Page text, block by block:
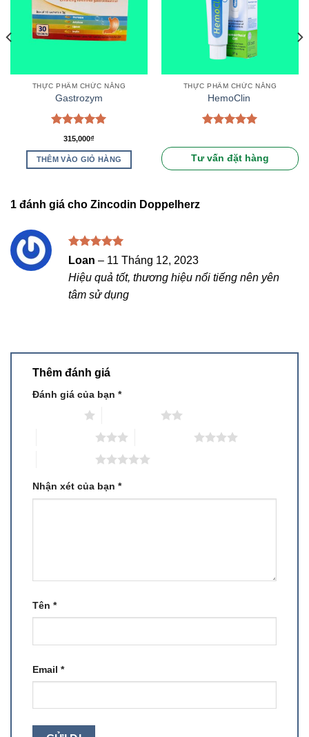
THỰC PHẨM CHỨC NĂNG
Gastrozym
Được xếp
hạng
5 sao
315,000₫
THÊM VÀO GIỎ HÀNG
THỰC PHẨM CHỨC NĂNG
HemoClin
hạng5.00
5 sao
Tư vấn đặt hàng
1 đánh giá cho Zincodin Doppelherz
Được xếp
hạng
5
sao
Loan – 11 Tháng 12, 2023
Hiệu quả tốt, thương hiệu nổi tiếng nên yên
tâm sử dụng
Thêm đánh giá
Đánh giá của bạn *
Nhận xét của bạn *
Tên *
Email *